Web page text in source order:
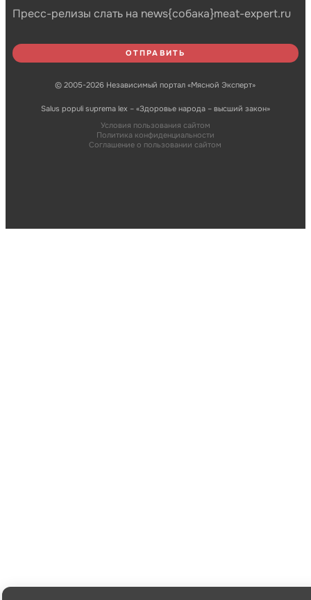
Пресс-релизы слать на news{собака}meat-expert.ru
© 2005-2026 Независимый портал «Мясной Эксперт»
Salus populi suprema lex – «Здоровье народа – высший закон»
Условия пользования сайтом
Политика конфиденциальности
Соглашение о пользовании сайтом